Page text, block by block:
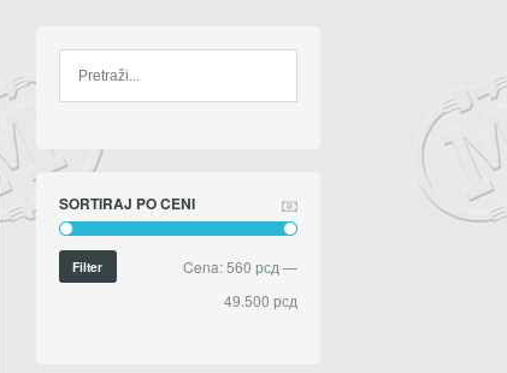
SORTIRAJ PO CENI
Filter Cena:560 рсд —
49.500 рсд